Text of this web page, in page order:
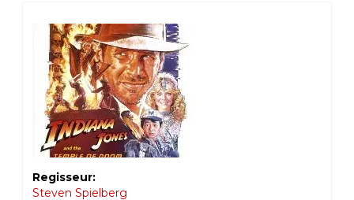
Regisseur:
Steven Spielberg